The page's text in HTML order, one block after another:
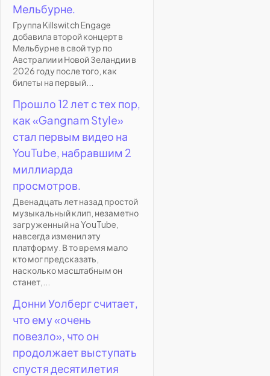
Мельбурне.
Группа Killswitch Engage
добавила второй концерт в
Мельбурне в свой тур по
Австралии и Новой Зеландии в
2026 году после того, как
билеты на первый...
Прошло 12 лет с тех пор,
как «Gangnam Style»
стал первым видео на
YouTube, набравшим 2
миллиарда
просмотров.
Двенадцать лет назад простой
музыкальный клип, незаметно
загруженный на YouTube,
навсегда изменил эту
платформу. В то время мало
кто мог предсказать,
насколько масштабным он
станет,...
Донни Уолберг считает,
что ему «очень
повезло», что он
продолжает выступать
спустя десятилетия